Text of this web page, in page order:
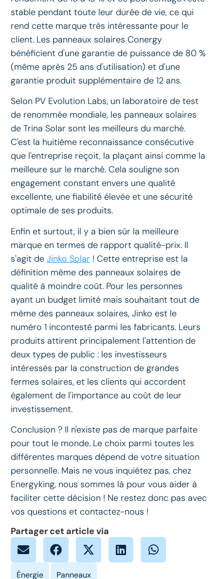
stable pendant toute leur durée de vie, ce qui
rend cette marque très intéressante pour le
client. Les panneaux solaires Conergy
bénéficient d'une garantie de puissance de 80 %
(même après 25 ans d'utilisation) et d'une
garantie produit supplémentaire de 12 ans.
Selon PV Evolution Labs, un laboratoire de test
de renommée mondiale, les panneaux solaires
de Trina Solar sont les meilleurs du marché.
C'est la huitième reconnaissance consécutive
que l'entreprise reçoit, la plaçant ainsi comme la
meilleure sur le marché. Cela souligne son
engagement constant envers une qualité
excellente, une fiabilité élevée et une sécurité
optimale de ses produits.
Enfin et surtout, il y a bien sûr la meilleure
marque en termes de rapport qualité-prix. Il
s'agit deJinko Solar ! Cette entreprise est la
définition même des panneaux solaires de
qualité à moindre coût. Pour les personnes
ayant un budget limité mais souhaitant tout de
même des panneaux solaires, Jinko est le
numéro 1 incontesté parmi les fabricants. Leurs
produits attirent principalement l'attention de
deux types de public : les investisseurs
intéressés par la construction de grandes
fermes solaires, et les clients qui accordent
également de l'importance au coût de leur
investissement.
Conclusion ? Il n'existe pas de marque parfaite
pour tout le monde. Le choix parmi toutes les
différentes marques dépend de votre situation
personnelle. Mais ne vous inquiétez pas, chez
Energyking, nous sommes là pour vous aider à
faciliter cette décision ! Ne restez donc pas avec
vos questions et contactez-nous !
Partager cet article via